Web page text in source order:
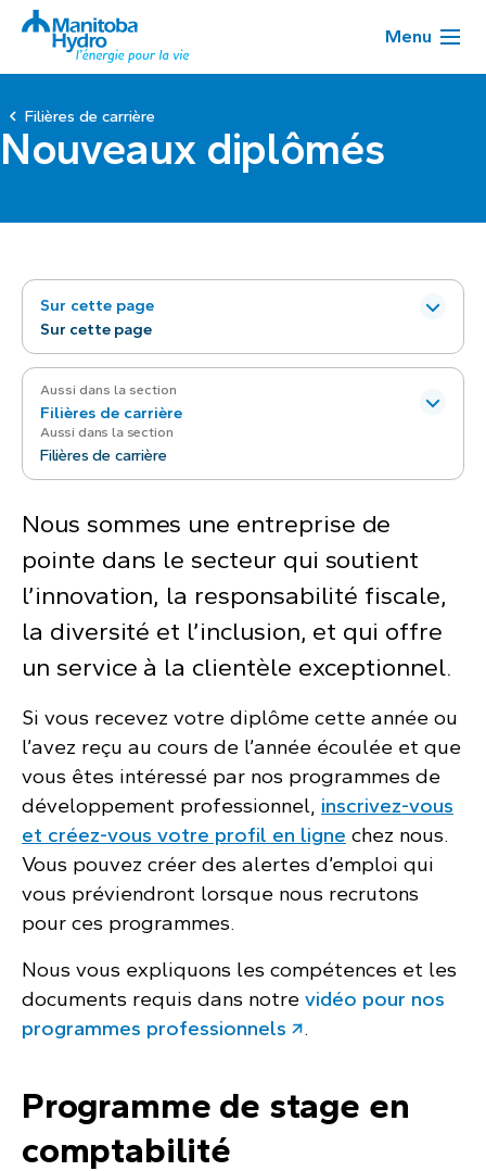
Menu
Filières de carrière
Nouveaux diplômés
Sur cette page
Sur cette page
Aussi dans la section
Filières de carrière
Aussi dans la section
Filières de carrière
Nous sommes une entreprise de
pointe dans le secteur qui soutient
l’innovation, la responsabilité fiscale,
la diversité et l’inclusion, et qui offre
un service à la clientèle exceptionnel.
Si vous recevez votre diplôme cette année ou
l’avez reçu au cours de l’année écoulée et que
vous êtes intéressé par nos programmes de
développement professionnel, inscrivez-vous
et créez-vous votre profil en ligne chez nous.
Vous pouvez créer des alertes d’emploi qui
vous préviendront lorsque nous recrutons
pour ces programmes.
Nous vous expliquons les compétences et les
documents requis dans notre vidéo pour nos
programmes professionnels
.
Programme de stage en
comptabilité